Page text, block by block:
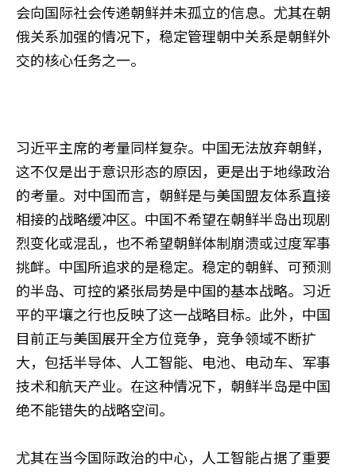
会向国际社会传递朝鲜并未孤立的信息。尤其在朝
俄关系加强的情况下，稳定管理朝中关系是朝鲜外
交的核心任务之一。
习近平主席的考量同样复杂。中国无法放弃朝鲜，
这不仅是出于意识形态的原因，更是出于地缘政治
的考量。对中国而言，朝鲜是与美国盟友体系直接
相接的战略缓冲区。中国不希望在朝鲜半岛出现剧
烈变化或混乱，也不希望朝鲜体制崩溃或过度军事
挑衅。中国所追求的是稳定。稳定的朝鲜、可预测
的半岛、可控的紧张局势是中国的基本战略。习近
平的平壤之行也反映了这一战略目标。此外，中国
目前正与美国展开全方位竞争，竞争领域不断扩
大，包括半导体、人工智能、电池、电动车、军事
技术和航天产业。在这种情况下，朝鲜半岛是中国
绝不能错失的战略空间。
尤其在当今国际政治的中心，人工智能占据了重要